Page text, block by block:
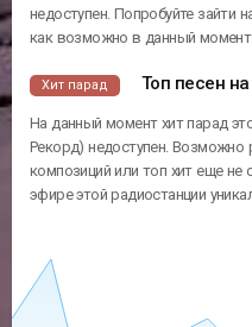
недоступен. Попробуйте зайти
как возможно в данный момент
Хит парад Топ песен
На данный момент хит парад
Рекорд) недоступен. Возможно
композиций или топ хит еще
эфире этой радиостанции